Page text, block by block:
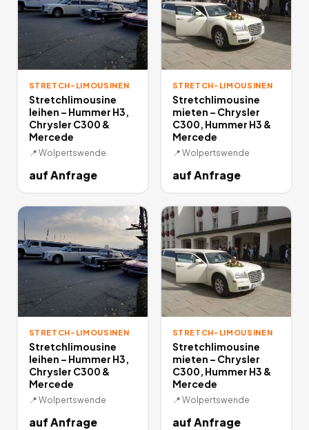
STRETCH-LIMOUSINEN
Stretchlimousine
leihen – Hummer H3,
Chrysler C300 &
Mercede
📍 Wolpertswende
auf Anfrage
STRETCH-LIMOUSINEN
Stretchlimousine
mieten – Chrysler
C300, Hummer H3 &
Mercede
📍 Wolpertswende
auf Anfrage
STRETCH-LIMOUSINEN
Stretchlimousine
leihen – Hummer H3,
Chrysler C300 &
Mercede
📍 Wolpertswende
auf Anfrage
STRETCH-LIMOUSINEN
Stretchlimousine
mieten – Chrysler
C300, Hummer H3 &
Mercede
📍 Wolpertswende
auf Anfrage